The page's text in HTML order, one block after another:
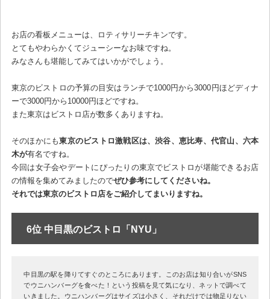
お店の看板メニューは、ロティサリーチキンです。
とてもやわらかくてジューシーなお味ですね。
みなさんも堪能してみてはいかがでしょう。
東京のビストロの予算の目安はランチで1000円から3000円ほどディナ
ーで3000円から10000円ほどですね。
また東京はビストロ店が数多くありますね。
そのほかにも東京のビストロ激戦区は、渋谷、恵比寿、代官山、六本
木が有名ですね。
今回は女子会やデートにぴったりの東京でビストロが堪能できるお店
の情報を集めてみましたのでぜひ参考にしてくださいね。
それでは東京のビストロ店をご紹介してまいりますね。
6位 中目黒のビストロ「NYU」
中目黒の駅を降りてすぐのところにあります。このお店は知り合いがSNS
でウニハンバーグを食べた！という投稿を見て気になり、ネットで調べて
いきました。ウニハンバーグはサイズは小さく、それだけでは物足りない